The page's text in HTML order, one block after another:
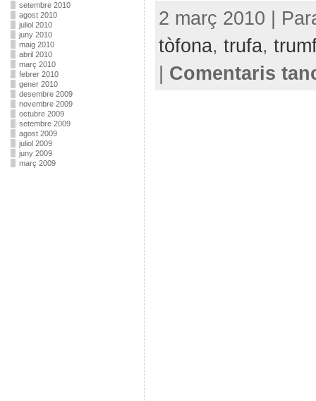
setembre 2010
agost 2010
juliol 2010
juny 2010
maig 2010
abril 2010
març 2010
febrer 2010
gener 2010
desembre 2009
novembre 2009
octubre 2009
setembre 2009
agost 2009
juliol 2009
juny 2009
març 2009
2 març 2010 |
tòfona, trufa,
Comentaris